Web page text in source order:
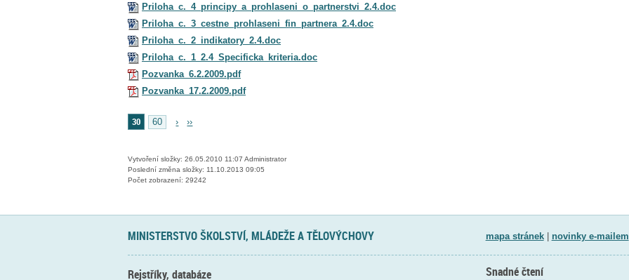
Priloha_c._4_principy_a_prohlaseni_o_partnerstvi_2.4.doc
Priloha_c._3_cestne_prohlaseni_fin_partnera_2.4.doc
Priloha_c._2_indikatory_2.4.doc
Priloha_c._1_2.4_Specificka_kriteria.doc
Pozvanka_6.2.2009.pdf
Pozvanka_17.2.2009.pdf
30 60 › ››
Vytvoření složky: 26.05.2010 11:07 Administrator
Poslední změna složky: 11.10.2013 09:05
Počet zobrazení: 29242
MINISTERSTVO ŠKOLSTVÍ, MLÁDEŽE A TĚLOVÝCHOVY mapa stránek| novinky e-mailem
Rejstříky, databáze Snadné čtení